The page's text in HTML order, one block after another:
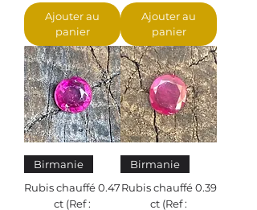
Ajouter au
panier
Ajouter au
panier
Birmanie
Rubis chauffé 0.47
ct (Ref :
Birmanie
Rubis chauffé 0.39
ct (Ref :